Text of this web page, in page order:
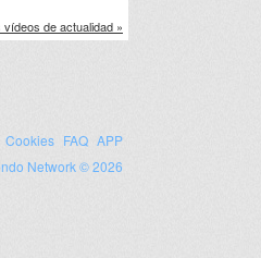
de actualidad »
Cookies FAQ APP
Network © 2026